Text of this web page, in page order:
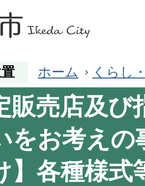
ホーム くらし
販売店及
をお考えの
】各種様式